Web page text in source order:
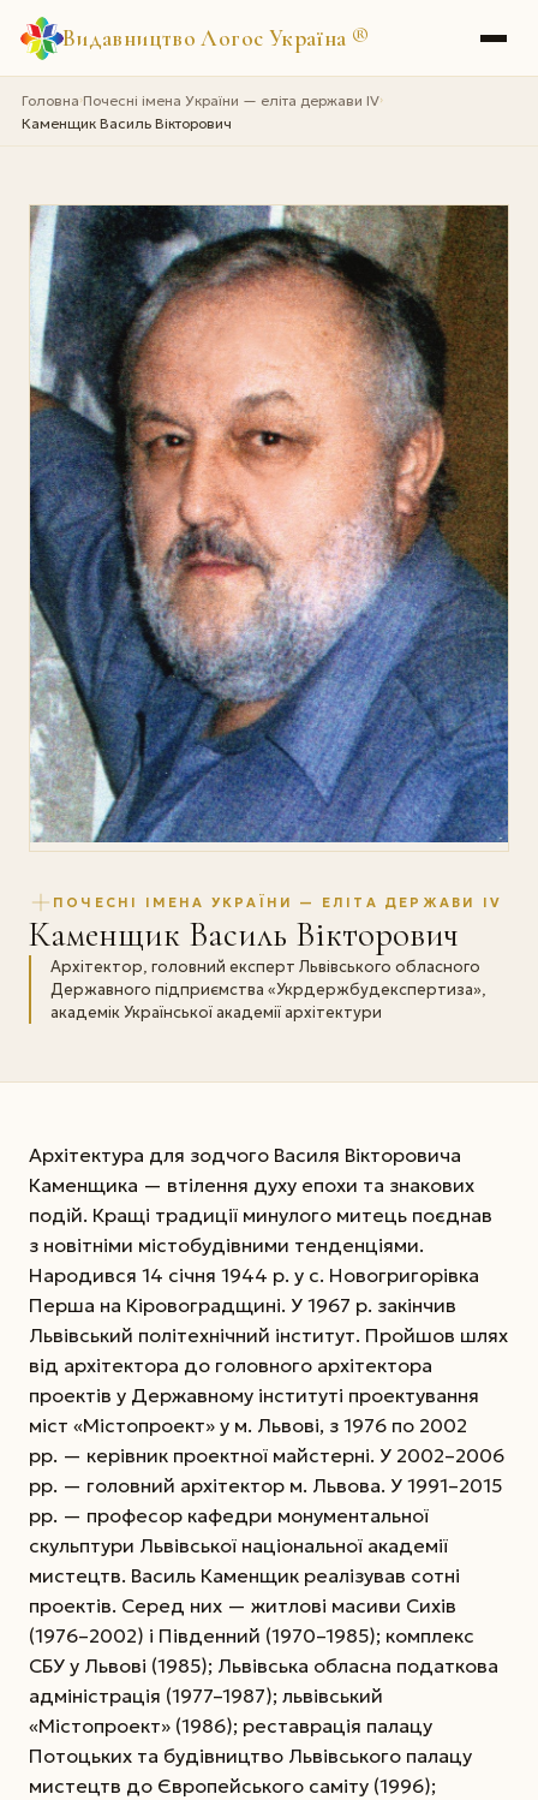
Видавництво Логос Україна ®
Головна›Почесні імена України — еліта держави IV›
Каменщик Василь Вікторович
ПОЧЕСНІ ІМЕНА УКРАЇНИ — ЕЛІТА ДЕРЖАВИ IV
Каменщик Василь Вікторович
Архітектор, головний експерт Львівського обласного
Державного підприємства «Укрдержбудекспертиза»,
академік Української академії архітектури
Архітектура для зодчого Василя Вікторовича
Каменщика — втілення духу епохи та знакових
подій. Кращі традиції минулого митець поєднав
з новітніми містобудівними тенденціями.
Народився 14 січня 1944 р. у с. Новогригорівка
Перша на Кіровоградщині. У 1967 р. закінчив
Львівський політехнічний інститут. Пройшов шлях
від архітектора до головного архітектора
проектів у Державному інституті проектування
міст «Містопроект» у м. Львові, з 1976 по 2002
рр. — керівник проектної майстерні. У 2002–2006
рр. — головний архітектор м. Львова. У 1991–2015
рр. — професор кафедри монументальної
скульптури Львівської національної академії
мистецтв. Василь Каменщик реалізував сотні
проектів. Серед них — житлові масиви Сихів
(1976–2002) і Південний (1970–1985); комплекс
СБУ у Львові (1985); Львівська обласна податкова
адміністрація (1977–1987); львівський
«Містопроект» (1986); реставрація палацу
Потоцьких та будівництво Львівського палацу
мистецтв до Європейського саміту (1996);